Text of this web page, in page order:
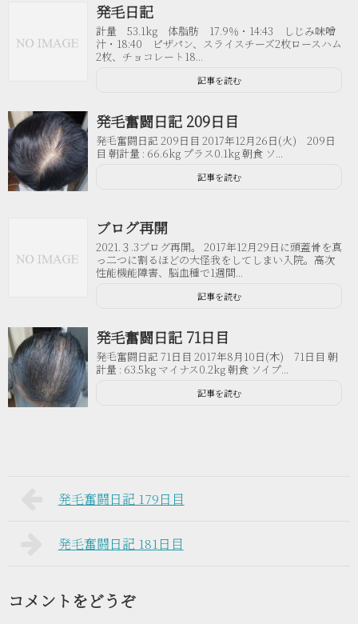
発毛日記
計量 53.1kg 体脂肪 17.9％・14:43 しじみ味噌
汁・18:40 ピザパン、スライスチーズ2枚ロースハム
2枚、チョコレート18...
記事を読む
発毛奮闘日記 209日目
発毛奮闘日記 209日目 2017年12月26日(火) 209日
目 朝計量 : 66.6kg プラス0.1kg 朝食 ソ...
記事を読む
ブログ再開
2021.３.3ブログ再開。 2017年12月29日に頭蓋骨を真
っ二つに割るほどの大怪我をしてしまい入院。高次
性能機能障害、脳血種で1週間...
記事を読む
発毛奮闘日記 71日目
発毛奮闘日記 71日目 2017年8月10日(木) 71日目 朝
計量 : 63.5kg マイナス0.2kg 朝食 ソイプ...
記事を読む
発毛奮闘日記 179日目
発毛奮闘日記 181日目
コメントをどうぞ